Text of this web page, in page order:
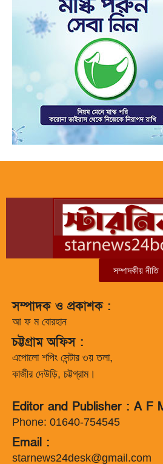
সম্পাদকীয় নীতি
সম্পাদক ও প্রকাশক :
আ ফ ম বোরহান
চট্টগ্রাম অফিস :
এপোলো শপিং সেন্টার ৩য় তলা,
কাজীর দেউড়ি, চট্টগ্রাম।
Editor and Publisher : A F
Phone: 01640-754545
Email :
starnews24desk@gmail.com